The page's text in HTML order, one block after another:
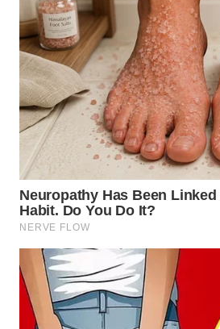
WN
SAMOSIR
WN
PADANG
LAWAS
WN
SUMEDANG
WN
WN
KEPULAUAN
SERIBU